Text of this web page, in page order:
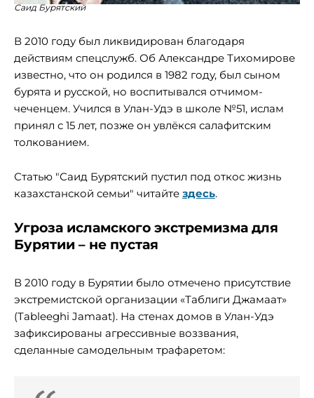
Саид Бурятский
В 2010 году был ликвидирован благодаря
действиям спецслужб. Об Александре Тихомирове
известно, что он родился в 1982 году, был сыном
бурята и русской, но воспитывался отчимом-
чеченцем. Учился в Улан-Удэ в школе №51, ислам
принял с 15 лет, позже он увлёкся салафитским
толкованием.
Статью "Саид Бурятский пустил под откос жизнь
казахстанской семьи" читайте здесь.
Угроза исламского экстремизма для
Бурятии – не пустая
В 2010 году в Бурятии было отмечено присутствие
экстремистской организации «Таблиги Джамаат»
(Tableeghi Jamaat). На стенах домов в Улан-Удэ
зафиксированы агрессивные воззвания,
сделанные самодельным трафаретом: